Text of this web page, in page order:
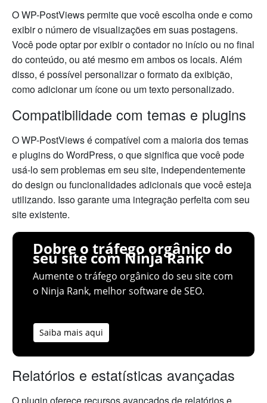
O WP-PostViews permite que você escolha onde e como
exibir o número de visualizações em suas postagens.
Você pode optar por exibir o contador no início ou no final
do conteúdo, ou até mesmo em ambos os locais. Além
disso, é possível personalizar o formato da exibição,
como adicionar um ícone ou um texto personalizado.
Compatibilidade com temas e plugins
O WP-PostViews é compatível com a maioria dos temas
e plugins do WordPress, o que significa que você pode
usá-lo sem problemas em seu site, independentemente
do design ou funcionalidades adicionais que você esteja
utilizando. Isso garante uma integração perfeita com seu
site existente.
Dobre o tráfego orgânico do
seu site com Ninja Rank
Aumente o tráfego orgânico do seu site com
o Ninja Rank, melhor software de SEO.
Saiba mais aqui
Relatórios e estatísticas avançadas